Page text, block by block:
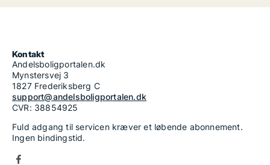
Kontakt
Andelsboligportalen.dk
Mynstersvej 3
1827 Frederiksberg C
support@andelsboligportalen.dk
CVR: 38854925
Fuld adgang til servicen kræver et løbende abonnement.
Ingen bindingstid.